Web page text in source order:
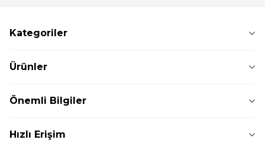
Kategoriler
Ürünler
Önemli Bilgiler
Hızlı Erişim